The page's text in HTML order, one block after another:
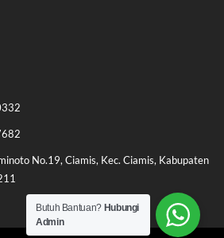
No.19, Ciamis, Kec. Ciamis, Kabupaten
Butuh Bantuan? Hubungi
Admin